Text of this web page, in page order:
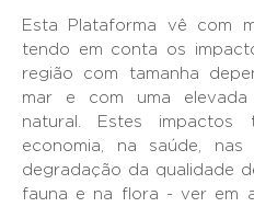
Esta Plataforma vê com
tendo em conta os
região com tamanha
mar e com uma elevada
natural. Estes impactos
economia, na saúde, nas
degradação da qualidade
fauna e na flora - ver em